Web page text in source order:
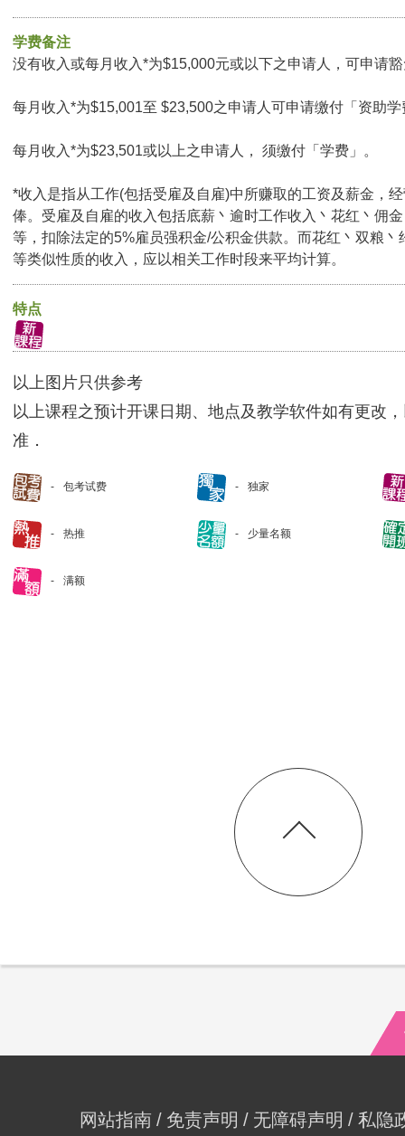
学费备注
没有收入或每月收入*为$15,000元或以下之申请人，可申请
每月收入*为$15,001至 $23,500之申请人可申请缴付「资助学
每月收入*为$23,501或以上之申请人， 须缴付「学费」。
*收入是指从工作(包括受雇及自雇)中所赚取的工资及薪金，
俸。受雇及自雇的收入包括底薪丶逾时工作收入丶花红丶佣
等，扣除法定的5%雇员强积金/公积金供款。而花红丶双粮丶
等类似性质的收入，应以相关工作时段来平均计算。
特点
以上图片只供参考
以上课程之预计开课日期、地点及教学软件如有更改
准．
包考试费 独家
热推 少量名额
满额
网站指南 免责声明 无障碍声明
私隐